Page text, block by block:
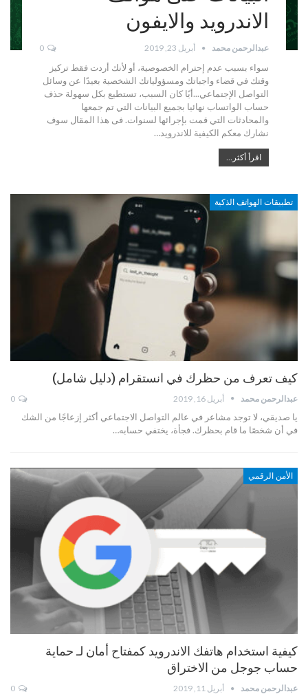
الاندرويد والايفون
عبدالرحمن محمد أبريل 23, 2019 0
سواء بسبب عدم إحترام الخصوصية، أو لأنك أردت فقط تركيز
وقتك في قضاء واجباتك ومسؤولياتك الشخصية بعيدًا عن وسائل
التواصل الإجتماعي...أيًا كان السبب، تستطيع بكل سهولة حذف
حساب الواتساب نهائيا بجميع البيانات التي تم جمعها
والمحادثات التي قمت بإجرائها لسنوات. فى هذا المقال سوف
نشارك معكم الكيفية للاندرويد…
اقرأ أكثر...
تطبيقات الهواتف الذكية
كيف تعرف من حظرك في انستقرام (دليل شامل)
عبدالرحمن محمد أبريل 16, 2019
يا صديقي، لا توجد مشاعر في عالم التواصل الاجتماعي أكثر إزعاجًا من الشك
في أن شخصًا ما قام بحظرك. فجأة، يختفي حسابه…
الأمن الرقمي
كيفية استخدام هاتفك الاندرويد كمفتاح أمان لـ حماية
حساب جوجل من الاختراق
عبدالرحمن محمد أبريل 11, 2019